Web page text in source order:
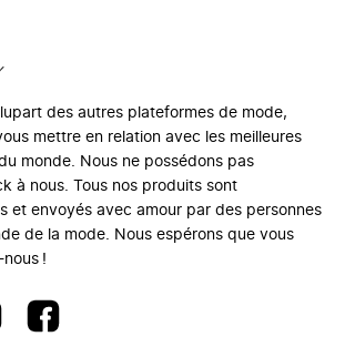
des autres plateformes de mode,
mettre en relation avec les meilleures
monde. Nous ne possédons pas
à nous. Tous nos produits sont
et envoyés avec amour par des personnes
de la mode. Nous espérons que vous
!